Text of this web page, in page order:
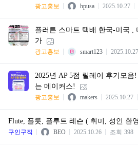
광고홍보 hpusa 2025.10.27
플러튼 스마트 택배 한국-미국 ,
가
광고홍보 smart123 2025.10.27
2025년 AP 5점 릴레이 후기모
는 메이커스!
광고홍보 makers 2025.10.27
Flute, 플룻, 플루트 레슨 ( 취미, 성인 환
구인구직 BEO 2025.10.26 조회 398